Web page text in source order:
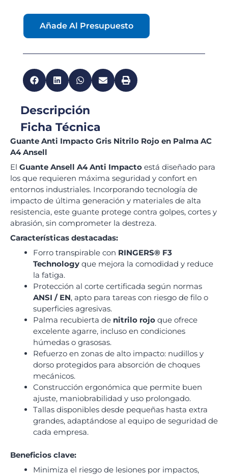
Añade Al Presupuesto
Descripción
Ficha Técnica
Guante Anti Impacto Gris Nitrilo Rojo en Palma AC
A4 Ansell
El Guante Ansell A4 Anti Impacto está diseñado para
los que requieren máxima seguridad y confort en
entornos industriales. Incorporando tecnología de
impacto de última generación y materiales de alta
resistencia, este guante protege contra golpes, cortes y
abrasión, sin comprometer la destreza.
Características destacadas:
Forro transpirable con RINGERS® F3
Technology que mejora la comodidad y reduce
la fatiga.
Protección al corte certificada según normas
ANSI / EN, apto para tareas con riesgo de filo o
superficies agresivas.
Palma recubierta de nitrilo rojo que ofrece
excelente agarre, incluso en condiciones
húmedas o grasosas.
Refuerzo en zonas de alto impacto: nudillos y
dorso protegidos para absorción de choques
mecánicos.
Construcción ergonómica que permite buen
ajuste, maniobrabilidad y uso prolongado.
Tallas disponibles desde pequeñas hasta extra
grandes, adaptándose al equipo de seguridad de
cada empresa.
Beneficios clave:
Minimiza el riesgo de lesiones por impactos,